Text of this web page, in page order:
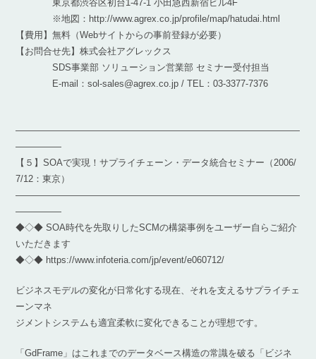
東京都渋谷区初台1-47-1 小田急西新宿ビル4F
※地図：http://www.agrex.co.jp/profile/map/hatudai.html
【費用】無料（Webサイトからの事前登録が必要）
【お問合せ先】株式会社アグレックス
SDS事業部 ソリューション営業部 セミナー受付担当
E-mail：sol-sales@agrex.co.jp / TEL：03-3377-7376
―――――――――――――――――――――――――――――――
―――――
【５】SOAで実現！サプライチェーン・データ統合セミナー（2006/
7/12：東京）
―――――――――――――――――――――――――――――――
―――――
◆◇◆ SOA時代を先取りしたSCMの構築事例をユーザー自らご紹介
いただきます
◆◇◆ https://www.infoteria.com/jp/event/e060712/
ビジネスモデルの変化が日常化する現在、それを支えるサプライチェ
ーンマネ
ジメントシステムも適宜柔軟に変化できることが理想です。
「GdFrame」はこれまでのデータベース構造の常識を破る「ビジネ